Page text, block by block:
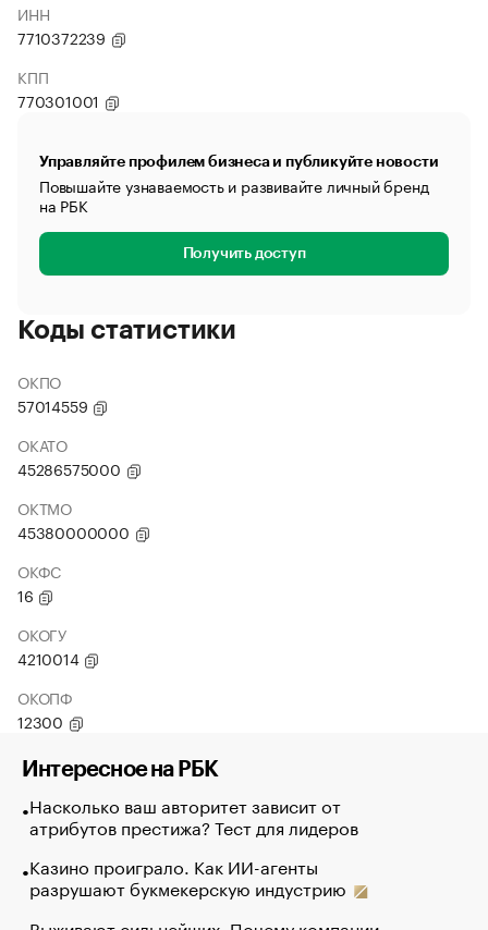
ИНН
7710372239
КПП
770301001
Управляйте профилем бизнеса и публикуйте новости
Повышайте узнаваемость и развивайте личный бренд
на РБК
Получить доступ
Коды статистики
ОКПО
57014559
ОКАТО
45286575000
ОКТМО
45380000000
ОКФС
16
ОКОГУ
4210014
ОКОПФ
12300
Интересное на РБК
Насколько ваш авторитет зависит от
атрибутов престижа? Тест для лидеров
Казино проиграло. Как ИИ-агенты
разрушают букмекерскую индустрию